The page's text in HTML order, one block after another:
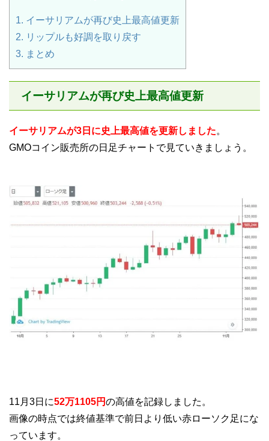
1. イーサリアムが再び史上最高値更新
2. リップルも好調を取り戻す
3. まとめ
イーサリアムが再び史上最高値更新
イーサリアムが3日に史上最高値を更新しました。
GMOコイン販売所の日足チャートで見ていきましょう。
11月3日に52万1105円の高値を記録しました。
画像の時点では終値基準で前日より低い赤ローソク足にな
っています。